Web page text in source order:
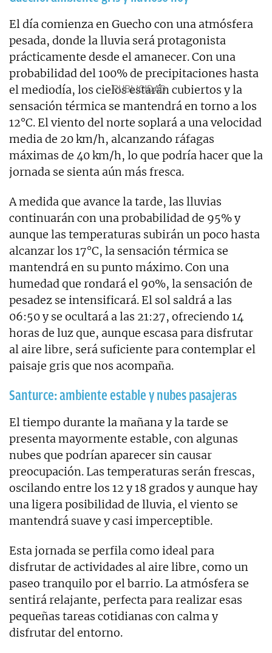
El día comienza en Guecho con una atmósfera
pesada, donde la lluvia será protagonista
prácticamente desde el amanecer. Con una
probabilidad del 100% de precipitaciones hasta
el mediodía, los cielos estarán cubiertos y la
sensación térmica se mantendrá en torno a los
12°C. El viento del norte soplará a una velocidad
media de 20 km/h, alcanzando ráfagas
máximas de 40 km/h, lo que podría hacer que la
jornada se sienta aún más fresca.
A medida que avance la tarde, las lluvias
continuarán con una probabilidad de 95% y
aunque las temperaturas subirán un poco hasta
alcanzar los 17°C, la sensación térmica se
mantendrá en su punto máximo. Con una
humedad que rondará el 90%, la sensación de
pesadez se intensificará. El sol saldrá a las
06:50 y se ocultará a las 21:27, ofreciendo 14
horas de luz que, aunque escasa para disfrutar
al aire libre, será suficiente para contemplar el
paisaje gris que nos acompaña.
Santurce: ambiente estable y nubes pasajeras
El tiempo durante la mañana y la tarde se
presenta mayormente estable, con algunas
nubes que podrían aparecer sin causar
preocupación. Las temperaturas serán frescas,
oscilando entre los 12 y 18 grados y aunque hay
una ligera posibilidad de lluvia, el viento se
mantendrá suave y casi imperceptible.
Esta jornada se perfila como ideal para
disfrutar de actividades al aire libre, como un
paseo tranquilo por el barrio. La atmósfera se
sentirá relajante, perfecta para realizar esas
pequeñas tareas cotidianas con calma y
disfrutar del entorno.